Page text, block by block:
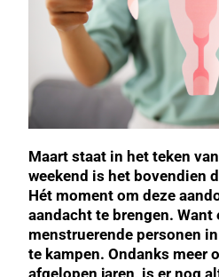
Maart staat in het teken
weekend is het bovendien
Hét moment om deze
aandacht te brengen. Want
menstruerende personen
te kampen. Ondanks meer
afgelopen jaren, is er nog